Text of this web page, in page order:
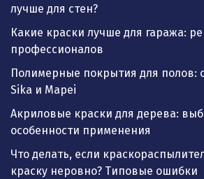
лучше для стен?
Какие краски лучше для гаража:
профессионалов
Полимерные покрытия для полов:
Sika и Mapei
Акриловые краски для дерева:
особенности применения
Что делать, если
краску неровно? Типовые ошибки